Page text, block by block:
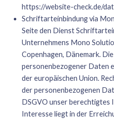
https://website-check.de/
Schriftarteinbindung via
Seite den Dienst
Unternehmens Mono
Copenhagen, Dänemark.
personenbezogener Daten
der europäischen Union.
der personenbezogenen
DSGVO unser berechtigtes
Interesse liegt in der